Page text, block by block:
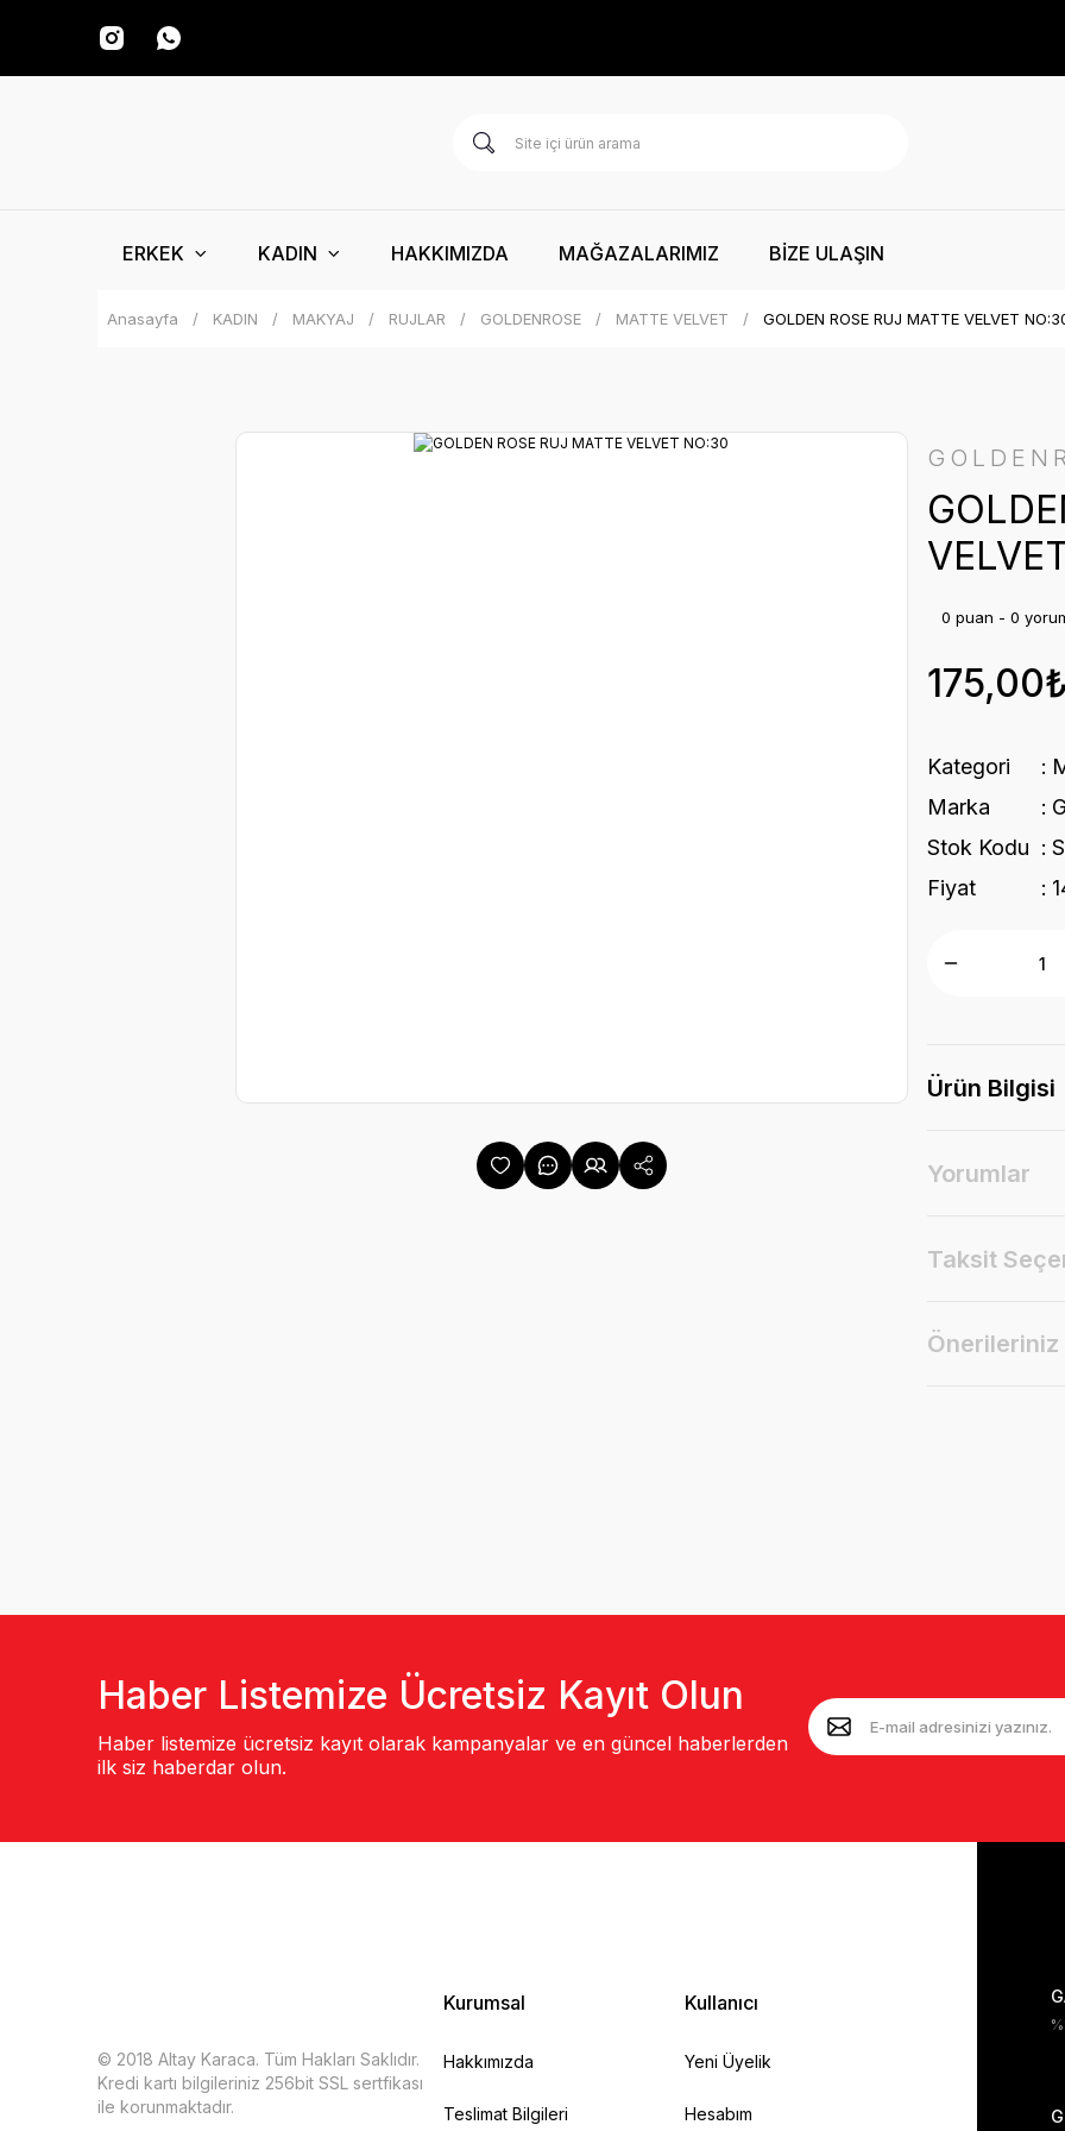
ERKEK KADIN HAKKIMIZDA MAĞAZALARIMIZ BİZE ULAŞIN
Anasayfa KADIN MAKYAJ RUJLAR GOLDENROSE MATTE VELVET GOLDEN ROSE RUJ MATTE VELVET
0 puan - 0
175,00₺
Kategori
Marka
Stok Kodu
Fiyat
Ürün Bilgisi
Yorumlar
Taksit
Önerileriniz
Haber Listemize Ücretsiz Kayıt Olun
Haber listemize ücretsiz kayıt olarak kampanyalar ve en güncel haberlerden
ilk siz haberdar olun.
© 2018 Altay Karaca. Tüm Hakları Saklıdır.
Kredi kartı bilgileriniz 256bit SSL sertfikası
ile korunmaktadır.
Kurumsal
Hakkımızda
Teslimat Bilgileri
Kullanıcı
Yeni Üyelik
Hesabım